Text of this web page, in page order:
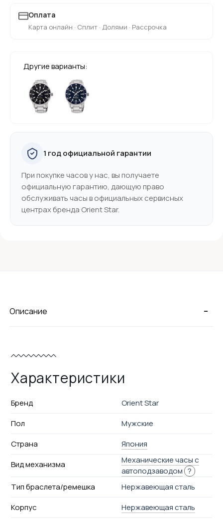
Оплата
Карта онлайн · Сплит · Долями · Рассрочка
Другие варианты:
1 год официальной гарантии
При покупке часов у нас, вы получаете
официальную гарантию, дающую право
обслуживать часы в официальных сервисных
центрах бренда Orient Star.
-
Описание
Характеристики
Бренд
Orient Star
Пол
Мужские
Страна
Япония
Вид механизма
Механические часы с
автоподзаводом ?
Тип браслета/ремешка
Нержавеющая сталь
Корпус
Нержавеющая сталь